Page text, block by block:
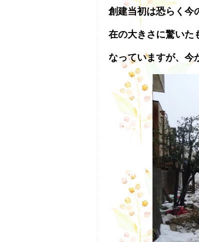
創建当初は恐らく今
在の大きさに驚いた
なっていますが、今